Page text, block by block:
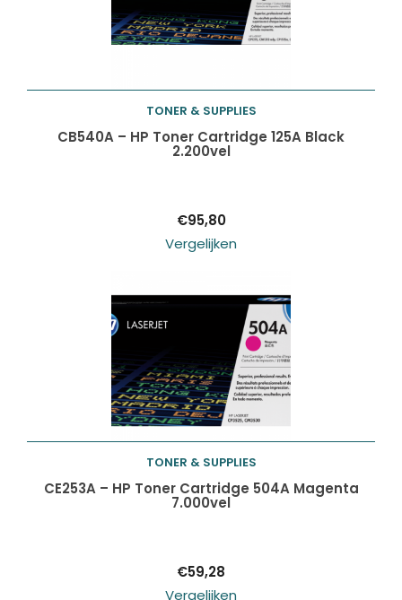
Toevoegen aan
TONER & SUPPLIES
CB540A – HP Toner Cartridge 125A Black
2.200vel
€95,80
Vergelijken
Toevoegen aan
TONER & SUPPLIES
CE253A – HP Toner Cartridge 504A Magenta
7.000vel
€59,28
Vergelijken